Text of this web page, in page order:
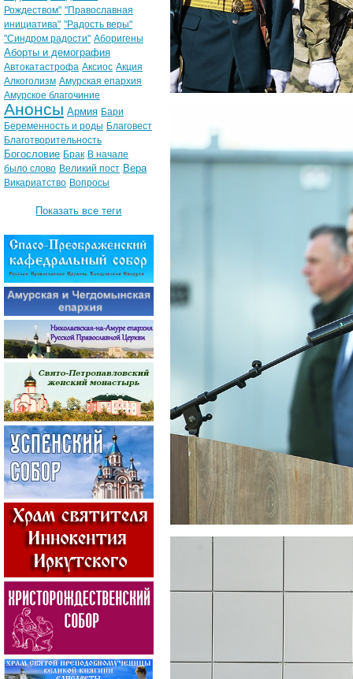
Рождеством" "Православная
инициатива" "Радость веры"
"Синдром радости" Аборигены
Аборты и демография
Автокатастрофа Аксиос Акция
Алкоголизм Амурская епархия
Амурское благочиние
Анонсы Армия Бари
Беременность и роды Благовест
Благотворительность
Богословие Брак В начале
было слово Великий пост Вера
Викариатство Вопросы
Показать все теги